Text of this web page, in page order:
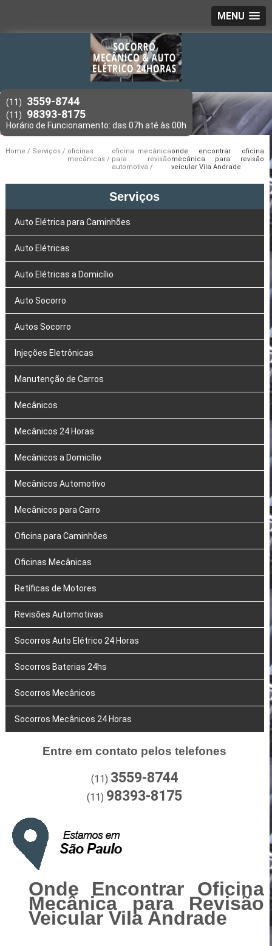
MENU
(11) 3559-8744
(11) 98393-8175
Home Serviços
oficinas
mecânicas
oficina mecânica
para revisão
automotiva
onde encontrar oficina
mecânica para revisão
veicular Vila Andrade
Serviços
Auto Elétrica para Caminhões
Auto Elétricas
Auto Elétricas a Domicílio
Auto Socorro
Autos Socorro
Injeções Eletrônicas
Manutenção de Carros
Mecânicos
Mecânicos 24 Horas
Mecânicos a Domicílio
Mecânicos Automotivo
Mecânicos para Carro
Oficina para Caminhões
Oficinas Mecânicas
Retíficas de Motores
Revisões Automotivas
Socorros Auto Elétrico 24 Horas
Socorros Baterias 24hs
Socorros Mecânicos
Socorros Mecânicos 24 Horas
Entre em contato pelos telefones
(11) 3559-8744
(11) 98393-8175
Onde Encontrar Oficina
Mecânica para Revisão
Veicular Vila Andrade